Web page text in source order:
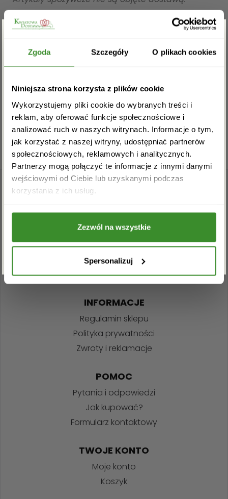
Zgoda Szczegóły O plikach cookies
Niniejsza strona korzysta z plików cookie
Wykorzystujemy pliki cookie do wybranych treści i
reklam, aby oferować funkcje społecznościowe i
analizować ruch w naszych witrynach. Informacje o tym,
jak korzystać z naszej witryny, udostępniać partnerów
społecznościowych, reklamowych i analitycznych.
Partnerzy mogą połączyć te informacje z innymi danymi
wejściowymi od Ciebie lub uzyskanymi podczas
korzystania z ich usług.
Zezwól na wszystkie
Spersonalizuj
OPINIE
+48 22 110 59 60 info@kwiatowadostawa.pl
INFORMACJE
Regulamin sklepu
Polityka prywatności
Zwroty i reklamacje
POMOC
Pytania i odpowiedzi
Jak kupować?
Formularz kontaktowy
TWOJE KONTO
Moje konto
Koszyk
Zgarnij rabat -5%
Zapisz się do newslettera i zgarnij
rabat na pierwsze zakupy!
Akceptuję regulamin i wyrażam zgodę na
przetwarzanie powyższych danych osobowych
ZAPISZ SIĘ